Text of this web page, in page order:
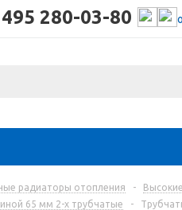
280-03-80
радиаторы отопления -
65 мм 2-х трубчатые
-